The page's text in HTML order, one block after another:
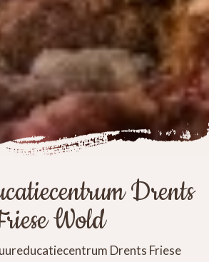
Drents
Wold
Drents Friese